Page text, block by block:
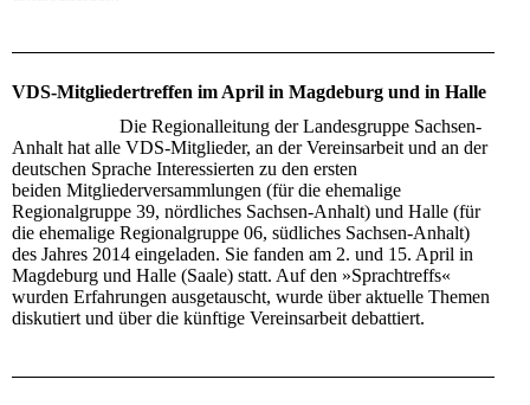
VDS-Mitgliedertreffen im April in Magdeburg und in Halle
Die Regionalleitung der Landesgruppe Sachsen-
Anhalt hat alle VDS-Mitglieder, an der Vereinsarbeit und an der
deutschen Sprache Interessierten zu den ersten
beiden Mitgliederversammlungen (für die ehemalige
Regionalgruppe 39, nördliches Sachsen-Anhalt) und Halle (für
die ehemalige Regionalgruppe 06, südliches Sachsen-Anhalt)
des Jahres 2014 eingeladen. Sie fanden am 2. und 15. April in
Magdeburg und Halle (Saale) statt. Auf den »Sprachtreffs«
wurden Erfahrungen ausgetauscht, wurde über aktuelle Themen
diskutiert und über die künftige Vereinsarbeit debattiert.